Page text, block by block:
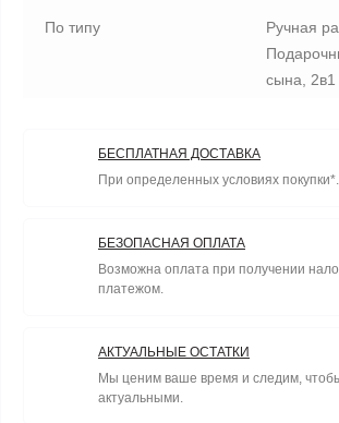
По типу
Ручная
сына, 2в1
БЕСПЛАТНАЯ ДОСТАВКА
При определенных условиях покупки*.
БЕЗОПАСНАЯ ОПЛАТА
Возможна оплата при получении
платежом.
АКТУАЛЬНЫЕ ОСТАТКИ
Мы ценим ваше время и следим,
актуальными.